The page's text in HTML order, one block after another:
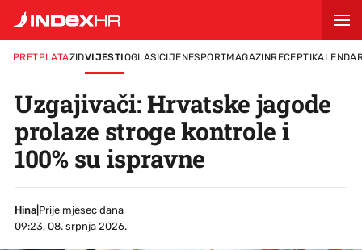
PRETPLATAZIDVIJESTIOGLASICIJENESPORTMAGAZINRECEPTI
Uzgajivači: Hrvatske jagode
prolaze stroge kontrole i
100% su ispravne
Hina
Prije mjesec dana
09:23, 08. srpnja 2026.